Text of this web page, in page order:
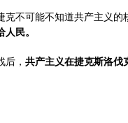
克不可能不知道共产主义的
民。
， 共产主义在捷克斯洛伐